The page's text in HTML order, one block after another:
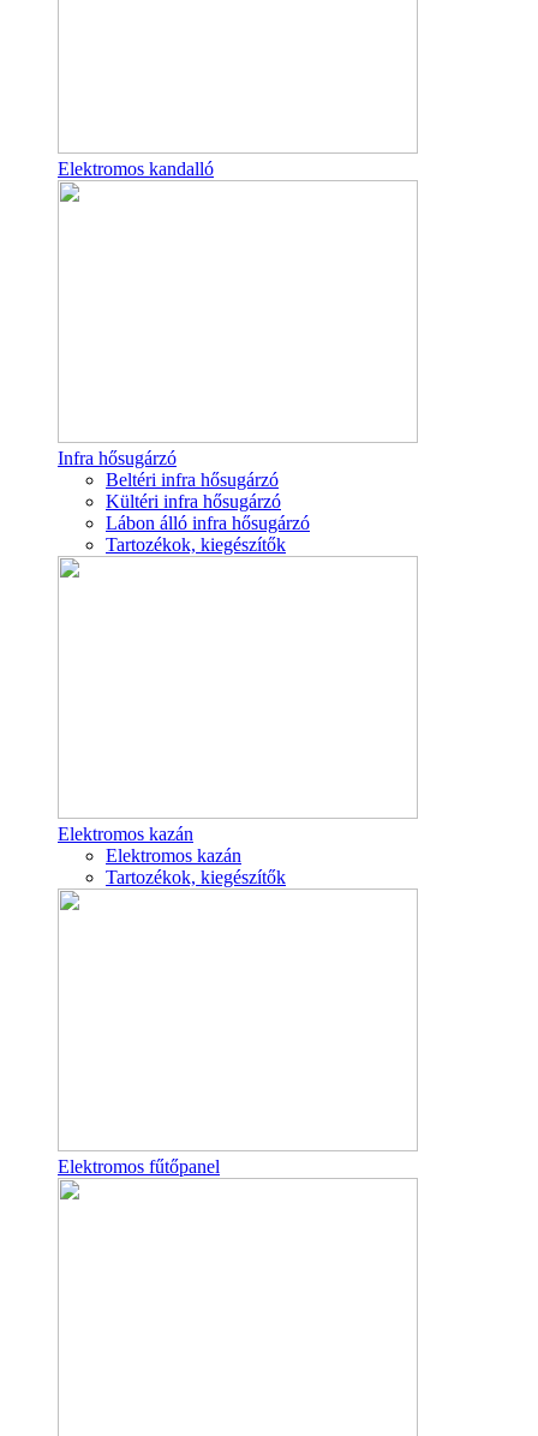
Elektromos kandalló
Infra hősugárzó
Beltéri infra hősugárzó
Kültéri infra hősugárzó
Lábon álló infra hősugárzó
Tartozékok, kiegészítők
Elektromos kazán
Elektromos kazán
Tartozékok, kiegészítők
Elektromos fűtőpanel